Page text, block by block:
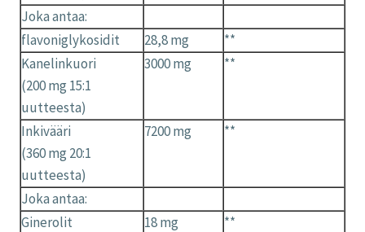
Joka antaa:
flavoniglykosidit
28,8 mg
**
Kanelinkuori
(200 mg 15:1
uutteesta)
3000 mg **
Inkivääri
(360 mg 20:1
uutteesta)
7200 mg **
Joka antaa:
Ginerolit
18 mg **